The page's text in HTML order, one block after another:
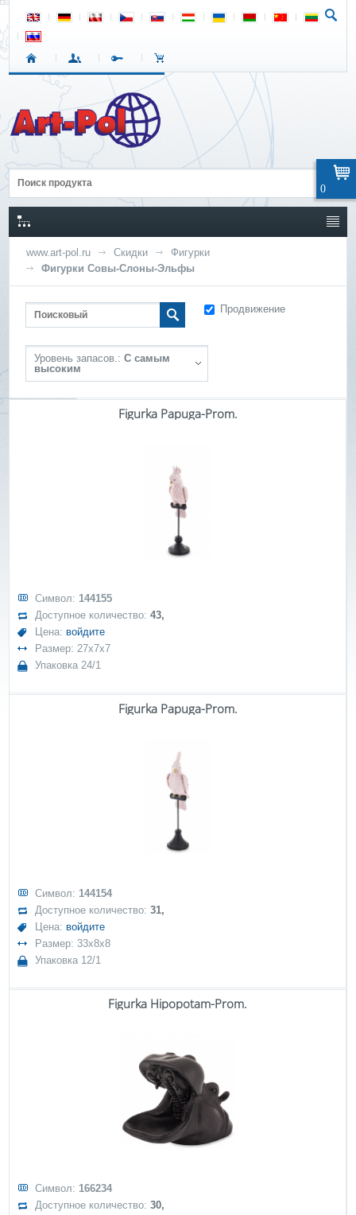
www.art-pol.ru Скидки
Фигурки
Фигурки Совы-Слоны-Эльфы
Продвижение
Уровень запасов.: С самым
высоким
Figurka Papuga-Prom.
Символ: 144155
Доступное количество:43,
Цена: войдите
Размер: 27x7x7
Упаковка 24/1
Figurka Papuga-Prom.
Символ: 144154
Доступное количество:31,
Цена: войдите
Размер: 33x8x8
Упаковка 12/1
Figurka Hipopotam-Prom.
Символ: 166234
Доступное количество:30,
0